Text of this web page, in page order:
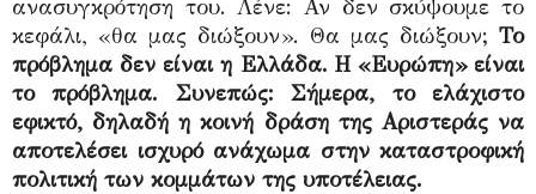
ανασυγκρότηση του. Λένε: Αν δεν σκύψουμε το
κεφάλι, «θα μας διώξουν». Θα μας διώξουν; Το
πρόβλημα δεν είναι η Ελλάδα. Η «Ευρώπη» είναι
το πρόβλημα. Συνεπώς: Σήμερα, το ελάχιστο
εφικτό, δηλαδή η κοινή δράση της Αριστεράς να
αποτελέσει ισχυρό ανάχωμα στην καταστροφική
πολιτική των κομμάτων της υποτέλειας.